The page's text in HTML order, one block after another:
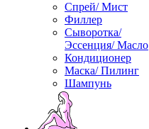
Спрей/ Мист
Филлер
Сыворотка/
Эссенция/ Масло
Кондиционер
Маска/ Пилинг
Шампунь